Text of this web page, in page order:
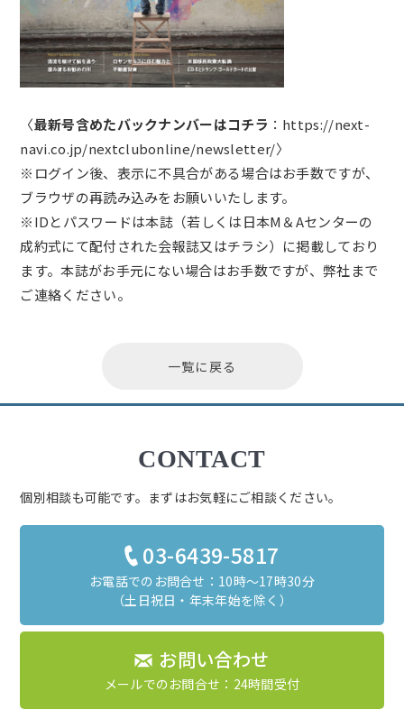
〈最新号含めたバックナンバーはコチラ ： https://next-
navi.co.jp/nextclubonline/newsletter/〉
※ログイン後、表示に不具合がある場合はお手数ですが、
ブラウザの再読み込みをお願いいたします。
※IDとパスワードは本誌（若しくは日本M＆Aセンターの
成約式にて配付された会報誌又はチラシ）に掲載しており
ます。本誌がお手元にない場合はお手数ですが、弊社まで
ご連絡ください。
一覧に戻る
CONTACT
個別相談も可能です。まずはお気軽にご相談ください。
03-6439-5817
お電話でのお問合せ：10時～17時30分
（土日祝日・年末年始を除く）
お問い合わせ
メールでのお問合せ：24時間受付